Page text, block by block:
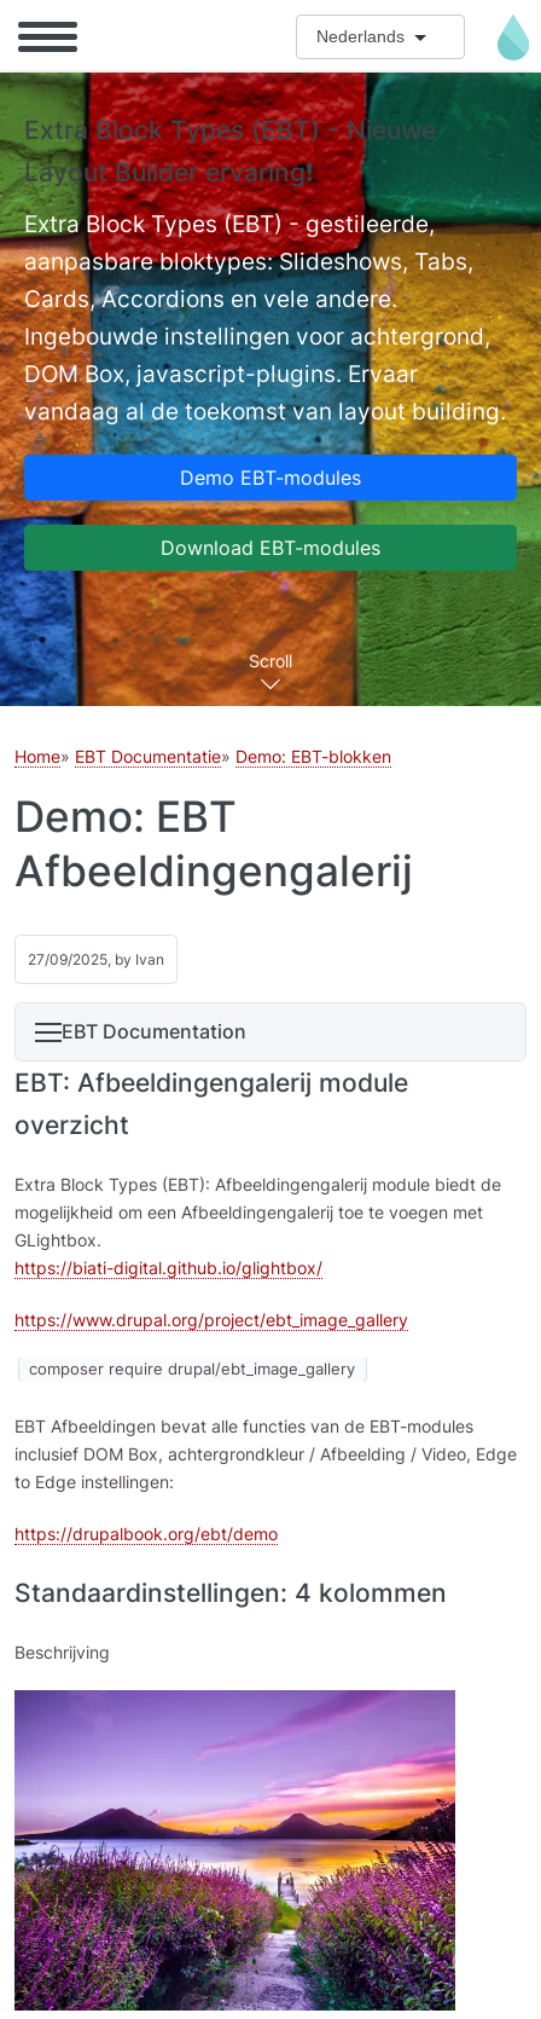
Nederlands
Extra Block Types (EBT) - Nieuwe
Layout Builder ervaring❗
Extra Block Types (EBT) - gestileerde,
aanpasbare bloktypes: Slideshows, Tabs,
Cards, Accordions en vele andere.
Ingebouwde instellingen voor achtergrond,
DOM Box, javascript-plugins. Ervaar
vandaag al de toekomst van layout building.
Demo EBT-modules
Download EBT-modules
Scroll
Home EBT Documentatie Demo: EBT-blokken
Demo: EBT
Afbeeldingengalerij
27/09/2025, by Ivan
EBT Documentation
EBT: Afbeeldingengalerij module
overzicht
Extra Block Types (EBT): Afbeeldingengalerij module biedt de
mogelijkheid om een Afbeeldingengalerij toe te voegen met
GLightbox.
https://biati-digital.github.io/glightbox/
https://www.drupal.org/project/ebt_image_gallery
composer require drupal/ebt_image_gallery
EBT Afbeeldingen bevat alle functies van de EBT-modules
inclusief DOM Box, achtergrondkleur / Afbeelding / Video, Edge
to Edge instellingen:
https://drupalbook.org/ebt/demo
Standaardinstellingen: 4 kolommen
Beschrijving